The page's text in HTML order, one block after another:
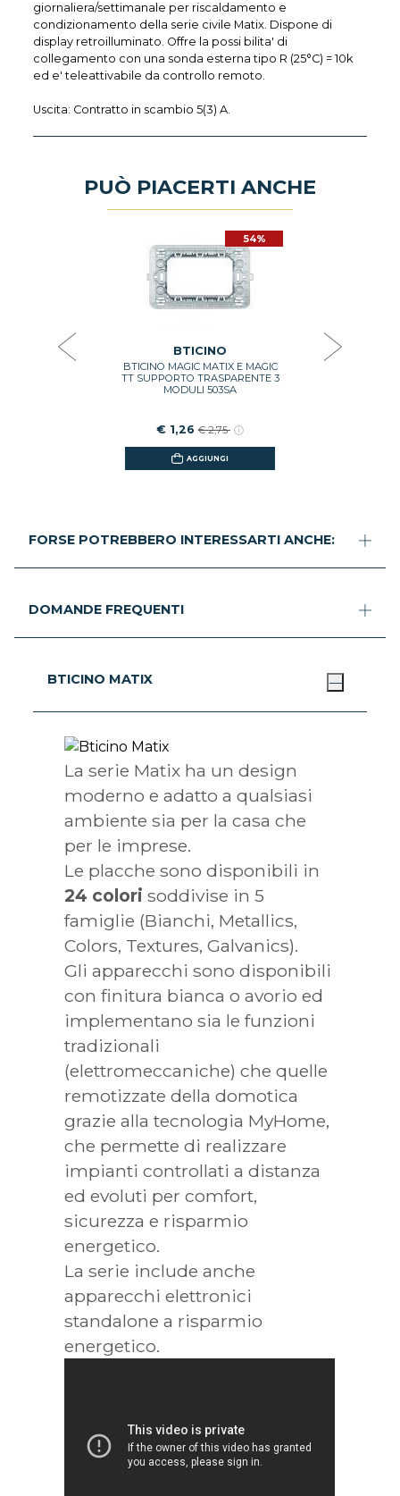
giornaliera/settimanale per riscaldamento e
condizionamento della serie civile Matix. Dispone di
display retroilluminato. Offre la possi bilita' di
collegamento con una sonda esterna tipo R (25°C) = 10k
ed e' teleattivabile da controllo remoto.
Uscita: Contratto in scambio 5(3) A.
PUÒ PIACERTI ANCHE
54%
BTICINO
BTICINO MAGIC MATIX E MAGIC
TT SUPPORTO TRASPARENTE 3
MODULI 503SA
€ 1,26 € 2,75
AGGIUNGI
FORSE POTREBBERO INTERESSARTI ANCHE:
DOMANDE FREQUENTI
BTICINO MATIX
La serie Matix ha un design
moderno e adatto a qualsiasi
ambiente sia per la casa che
per le imprese.
Le placche sono disponibili in
24 colori soddivise in 5
famiglie (Bianchi, Metallics,
Colors, Textures, Galvanics).
Gli apparecchi sono disponibili
con finitura bianca o avorio ed
implementano sia le funzioni
tradizionali
(elettromeccaniche) che quelle
remotizzate della domotica
grazie alla tecnologia MyHome,
che permette di realizzare
impianti controllati a distanza
ed evoluti per comfort,
sicurezza e risparmio
energetico.
La serie include anche
apparecchi elettronici
standalone a risparmio
energetico.